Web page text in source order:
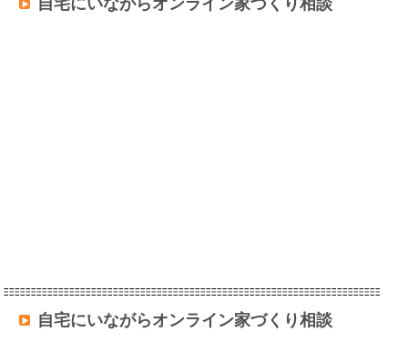
自宅にいながらオンライン家づくり相談